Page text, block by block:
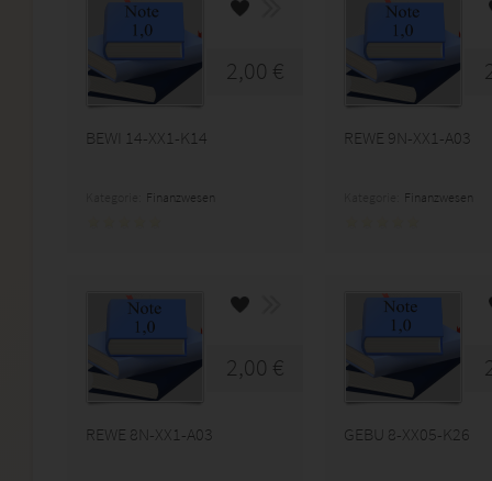
2,00 €
BEWI 14-XX1-K14
Finanzwesen
REWE 9N-XX1-A03
Finanzwesen
2,00 €
REWE 8N-XX1-A03 GEBU 8-XX05-K26